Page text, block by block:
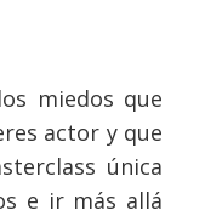
miedos que
actor y que
única
e ir más allá